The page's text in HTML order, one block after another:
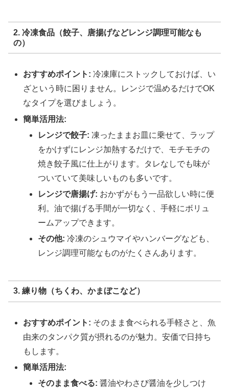
2. 冷凍食品（餃子、唐揚げなどレンジ調理可能なも
の）
おすすめポイント: 冷凍庫にストックしておけば、い
ざという時に困りません。レンジで温めるだけでOK
なタイプを選びましょう。
簡単活用法:
レンジで餃子: 凍ったままお皿に乗せて、ラップ
をかけずにレンジ加熱するだけで、モチモチの
焼き餃子風に仕上がります。タレなしでも味が
ついていて美味しいものも多いです。
レンジで唐揚げ: おかずがもう一品欲しい時に便
利。油で揚げる手間が一切なく、手軽にボリュ
ームアップできます。
その他: 冷凍のシュウマイやハンバーグなども、
レンジ調理可能なものがたくさんあります。
3. 練り物（ちくわ、かまぼこなど）
おすすめポイント: そのまま食べられる手軽さと、魚
由来のタンパク質が摂れるのが魅力。安価で日持ち
もします。
簡単活用法:
そのまま食べる: 醤油やわさび醤油を少しつけ